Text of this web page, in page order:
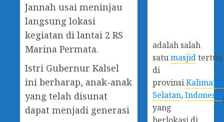
Jannah usai meninjau
langsung lokasi
kegiatan di lantai 2 RS
Marina Permata.
Istri Gubernur Kalsel
ini berharap, anak-anak
yang telah disunat
dapat menjadi generasi
adalah salah
satumasjidtertua
di
provinsi
Selatan,Indonesia
yang